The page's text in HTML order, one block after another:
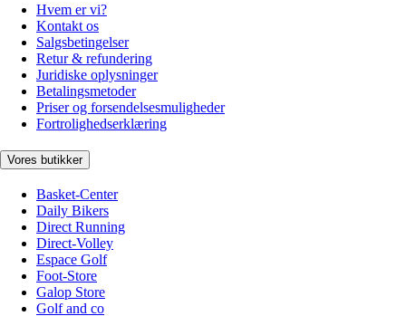
Hvem er vi?
Kontakt os
Salgsbetingelser
Retur & refundering
Juridiske oplysninger
Betalingsmetoder
Priser og forsendelsesmuligheder
Fortrolighedserklæring
Vores butikker
Basket-Center
Daily Bikers
Direct Running
Direct-Volley
Espace Golf
Foot-Store
Galop Store
Golf and co